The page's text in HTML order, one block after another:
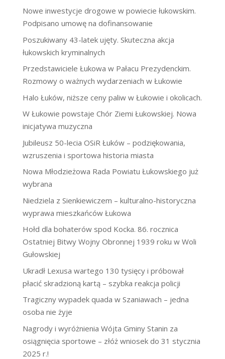
Nowe inwestycje drogowe w powiecie łukowskim.
Podpisano umowę na dofinansowanie
Poszukiwany 43-latek ujęty. Skuteczna akcja
łukowskich kryminalnych
Przedstawiciele Łukowa w Pałacu Prezydenckim.
Rozmowy o ważnych wydarzeniach w Łukowie
Halo Łuków, niższe ceny paliw w Łukowie i okolicach.
W Łukowie powstaje Chór Ziemi Łukowskiej. Nowa
inicjatywa muzyczna
Jubileusz 50-lecia OSiR Łuków – podziękowania,
wzruszenia i sportowa historia miasta
Nowa Młodzieżowa Rada Powiatu Łukowskiego już
wybrana
Niedziela z Sienkiewiczem – kulturalno-historyczna
wyprawa mieszkańców Łukowa
Hołd dla bohaterów spod Kocka. 86. rocznica
Ostatniej Bitwy Wojny Obronnej 1939 roku w Woli
Gułowskiej
Ukradł Lexusa wartego 130 tysięcy i próbował
płacić skradzioną kartą – szybka reakcja policji
Tragiczny wypadek quada w Szaniawach – jedna
osoba nie żyje
Nagrody i wyróżnienia Wójta Gminy Stanin za
osiągnięcia sportowe – złóż wniosek do 31 stycznia
2025 r.!